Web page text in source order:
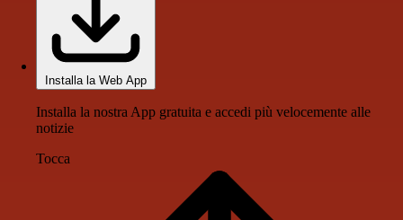
Installa la Web App
Installa la nostra App gratuita e accedi più velocemente alle
notizie
Tocca